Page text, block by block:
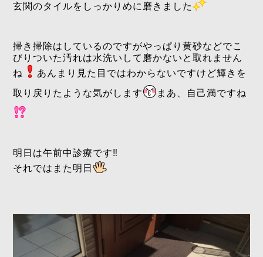
玄関のタイルをしっかりめに磨きました
掃き掃除はしているのですがやっぱり黄砂などでこ
びりついた汚れは水洗いして磨かないと取れません
ね
あんまり見た目ではわからないですけど輝きを
取り戻りたような気がします
まあ、自己満ですね
明日は午前中診療です‼️
それではまた明日